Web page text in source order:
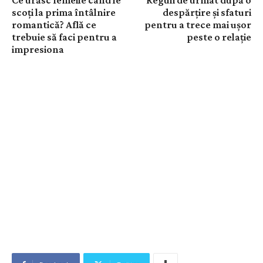
scoți la prima întâlnire
romantică? Află ce
trebuie să faci pentru a
impresiona
despărțire și sfaturi
pentru a trece mai ușor
peste o relație